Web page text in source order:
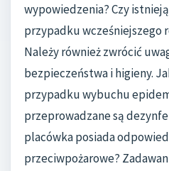
wypowiedzenia? Czy
przypadku wcześniejszego
Należy również zwrócić
bezpieczeństwa i higieny.
przypadku wybuchu
przeprowadzane są
placówka posiada
przeciwpożarowe?